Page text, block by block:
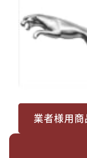
業者様用商